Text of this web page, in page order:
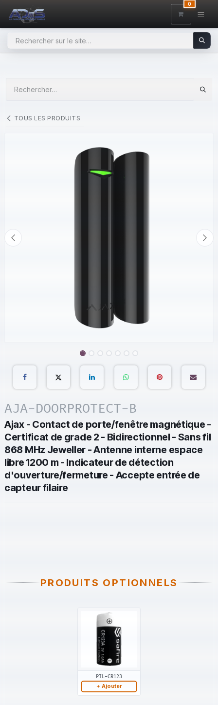
0
TOUS LES PRODUITS
AJA-DOORPROTECT-B
Ajax - Contact de porte/fenêtre magnétique -
Certificat de grade 2 - Bidirectionnel - Sans fil
868 MHz Jeweller - Antenne interne espace
libre 1200 m - Indicateur de détection
d'ouverture/fermeture - Accepte entrée de
capteur filaire
PRODUITS OPTIONNELS
PIL-CR123
+ Ajouter